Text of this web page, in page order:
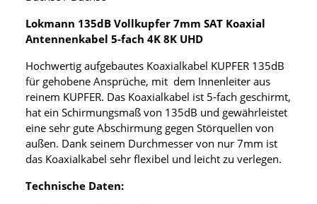
Lokmann 135dB Vollkupfer 7mm SAT Koaxial
Antennenkabel 5-fach 4K 8K UHD
Hochwertig aufgebautes Koaxialkabel KUPFER 135dB
für gehobene Ansprüche, mit dem Innenleiter aus
reinem KUPFER. Das Koaxialkabel ist 5-fach geschirmt,
hat ein Schirmungsmaß von 135dB und gewährleistet
eine sehr gute Abschirmung gegen Störquellen von
außen. Dank seinem Durchmesser von nur 7mm ist
das Koaxialkabel sehr flexibel und leicht zu verlegen.
Technische Daten: